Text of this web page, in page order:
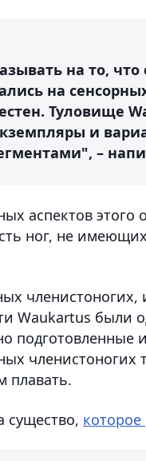
на то,
на
Туловище
и
–
аспектов этого
ног, не
Waukartus были
подготовленные
плавать.
существо, которое